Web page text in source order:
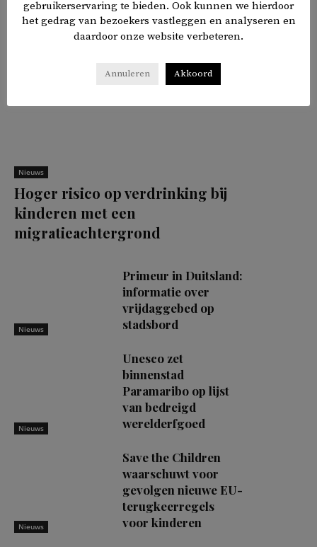
Nieuws
Hoger risico op verdrinking bij
kinderen met een
migratieachtergrond
Nieuws
Primeur in Duitsland:
informatie over
vrijdaggebed op
stadsbord
Nieuws
Unesco zet
binnenstad
Paramaribo op lijst
van bedreigd
werelderfgoed
Nieuws
Save the Children
waarschuwt voor
gevolgen nieuwe EU-
terugkeerregels
voor kinderen
gebruikerservaring te bieden. Ook kunnen we hierdoor
het gedrag van bezoekers vastleggen en analyseren en
daardoor onze website verbeteren.
Annuleren Akkoord